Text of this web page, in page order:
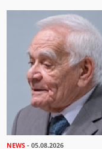
NEWS- 05.08.2026